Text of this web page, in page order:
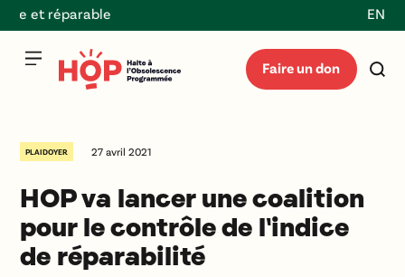
et réparable EN
Faire un don
PLAIDOYER 27 avril 2021
HOP va lancer une coalition
pour le contrôle de l'indice
de réparabilité